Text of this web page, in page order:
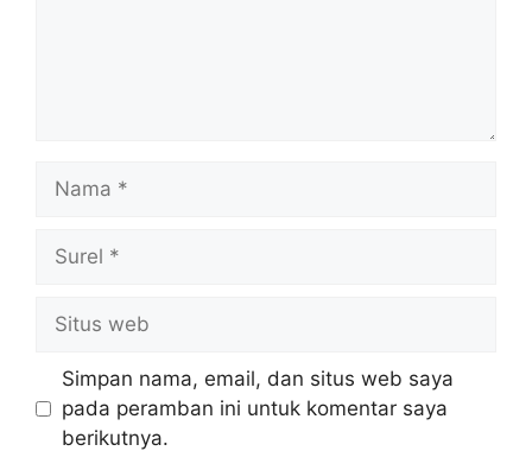
web
Simpan nama, email, dan situs web saya
pada peramban ini untuk komentar saya
berikutnya.